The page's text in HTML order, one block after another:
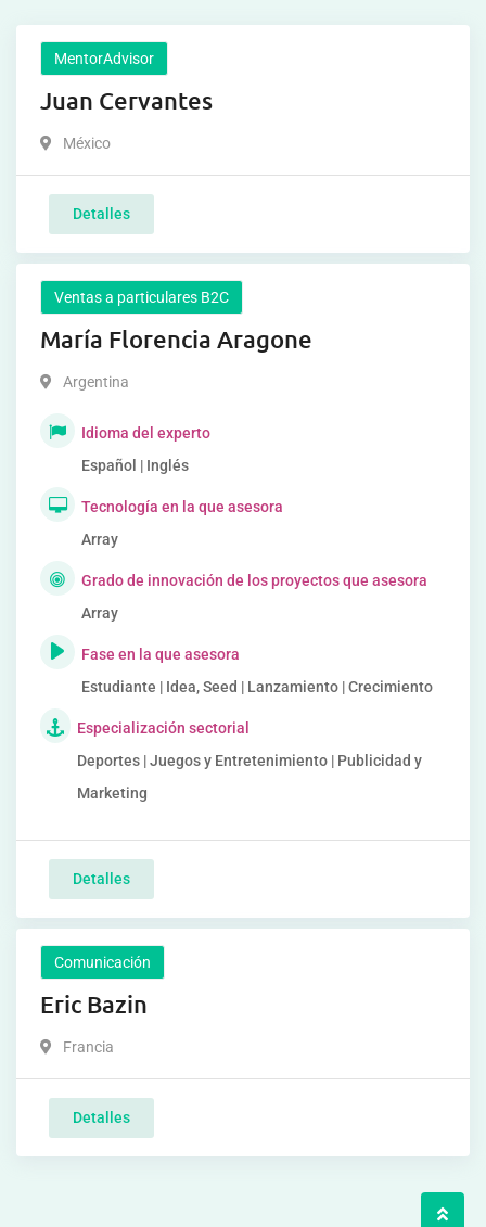
MentorAdvisor
Juan Cervantes
México
Detalles
Ventas a particulares B2C
María Florencia Aragone
Argentina
Idioma del experto
Español | Inglés
Tecnología en la que asesora
Array
Grado de innovación de los proyectos que asesora
Array
Fase en la que asesora
Estudiante | Idea, Seed | Lanzamiento | Crecimiento
Especialización sectorial
Deportes | Juegos y Entretenimiento | Publicidad y
Marketing
Detalles
Comunicación
Eric Bazin
Francia
Detalles